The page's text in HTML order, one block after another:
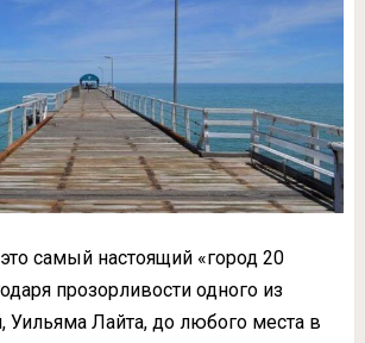
самый настоящий «город 20
прозорливости одного из
Уильяма Лайта, до любого места в